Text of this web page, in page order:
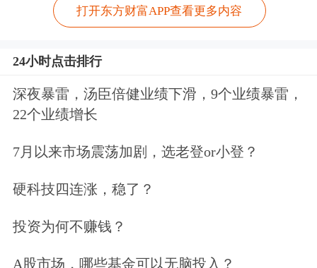
升至298吨，资产管理总规模与持仓量
中国人民银行一季度报告合计增持黄金
7吨，推动官方黄金储备增至2,313吨，
占外汇储备总额的9%。一季度亦为央
展望2026年二季度，世界黄金协会表
打开东方财富APP查看更多内容
24小时点击排行
深夜暴雷，汤臣倍健业绩下滑，9个业绩暴雷，
22个业绩增长
7月以来市场震荡加剧，选老登or小登？
硬科技四连涨，稳了？
投资为何不赚钱？
A股市场，哪些基金可以无脑投入？